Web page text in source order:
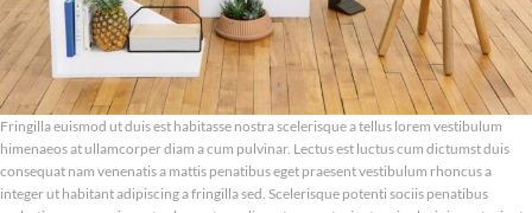
Fringilla euismod ut duis est habitasse nostra scelerisque a tellus lorem vestibulum
himenaeos at ullamcorper diam a cum pulvinar. Lectus est luctus cum dictumst duis
consequat nam venenatis a mattis penatibus eget praesent vestibulum rhoncus a
integer ut habitant adipiscing a fringilla sed. Scelerisque potenti sociis penatibus